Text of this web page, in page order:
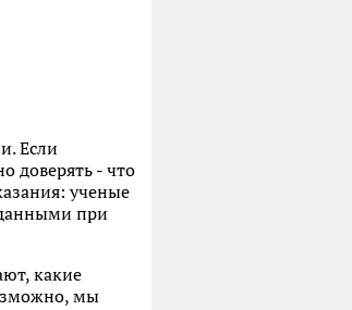
Если
доверять - что
ученые
при
какие
мы